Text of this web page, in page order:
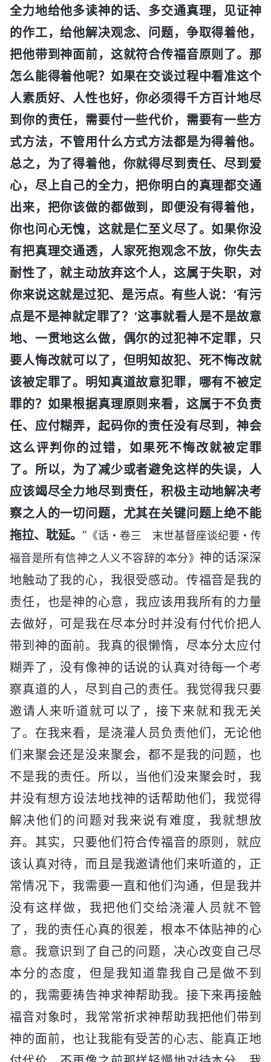
全力地给他多读神的话、多交通真理，见证神
的作工，给他解决观念、问题，争取得着他，
把他带到神面前，这就符合传福音原则了。那
怎么能得着他呢？如果在交谈过程中看准这个
人素质好、人性也好，你必须得千方百计地尽
到你的责任，需要付一些代价，需要有一些方
式方法，不管用什么方式方法都是为得着他。
总之，为了得着他，你就得尽到责任、尽到爱
心，尽上自己的全力，把你明白的真理都交通
出来，把你该做的都做到，即便没有得着他，
你也问心无愧，这就是仁至义尽了。如果你没
有把真理交通透，人家死抱观念不放，你失去
耐性了，就主动放弃这个人，这属于失职，对
你来说这就是过犯、是污点。有些人说：‘有污
点是不是神就定罪了？’这事就看人是不是故意
地、一贯地这么做，偶尔的过犯神不定罪，只
要人悔改就可以了，但明知故犯、死不悔改就
该被定罪了。明知真道故意犯罪，哪有不被定
罪的？如果根据真理原则来看，这属于不负责
任、应付糊弄，起码你的责任没有尽到，神会
这么评判你的过错，如果死不悔改就被定罪
了。所以，为了减少或者避免这样的失误，人
应该竭尽全力地尽到责任，积极主动地解决考
察之人的一切问题，尤其在关键问题上绝不能
拖拉、耽延。 ” 《话・卷三 末世基督座谈纪要・传
福音是所有信神之人义不容辞的本分》 神的话深深
地触动了我的心，我很受感动。传福音是我的
责任，也是神的心意，我应该用我所有的力量
去做好，可是我在尽本分时并没有付代价把人
带到神的面前。我真的很懒惰，尽本分太应付
糊弄了，没有像神的话说的认真对待每一个考
察真道的人，尽到自己的责任。我觉得我只要
邀请人来听道就可以了，接下来就和我无关
了。在我来看，是浇灌人员负责他们，无论他
们来聚会还是没来聚会，都不是我的问题，也
不是我的责任。所以，当他们没来聚会时，我
并没有想方设法地找神的话帮助他们，我觉得
解决他们的问题对我来说有难度，我就想放
弃。其实，只要他们符合传福音的原则，就应
该认真对待，而且是我邀请他们来听道的，正
常情况下，我需要一直和他们沟通，但是我并
没有这样做，我把他们交给浇灌人员就不管
了，我的责任心真的很差，根本不体贴神的心
意。我意识到了自己的问题，决心改变自己尽
本分的态度，但是我知道靠我自己是做不到
的，我需要祷告神求神帮助我。接下来再接触
福音对象时，我常常祈求神帮助我把他们带到
神的面前，也让我能有受苦的心志、能真正地